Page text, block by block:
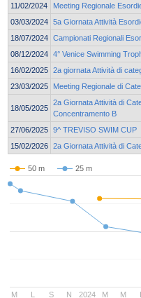
11/02/2024
Meeting Regionale
03/03/2024 5a Giornata Attività
18/07/2024 Campionati Regionali
08/12/2024 4° Venice Swimming
16/02/2025 2a giornata Attività di
23/03/2025
Meeting Regionale di
18/05/2025
2a Giornata Attività di
Concentramento B
27/06/2025 9^ TREVISO SWIM CUP
15/02/2026 2a Giornata Attività di
50 m 25 m
2024
M L S N M M